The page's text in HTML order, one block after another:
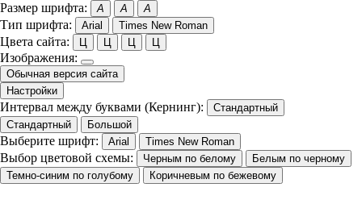
Размер шрифта: A A A
Тип шрифта: Arial Times New Roman
Цвета сайта: Ц Ц Ц Ц
Изображения:
Обычная версия сайта
Настройки
Интервал между буквами (Кернинг):
Стандартный
Стандартный
Большой
Выберите шрифт: Arial Times New Roman
Выбор цветовой схемы: Черным по белому
Белым по черному
Темно-синим по голубому
Коричневым по бежевому